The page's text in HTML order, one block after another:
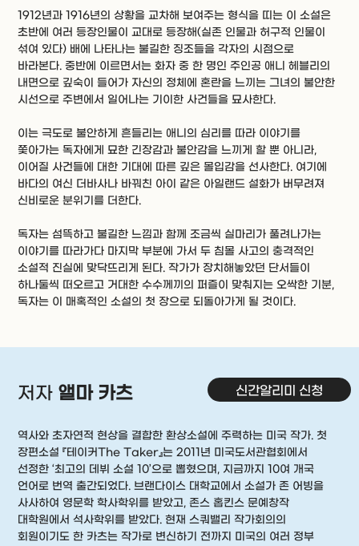
1912년과 1916년의 상황을 교차해 보여주는 형식을 띠는 이 소설은
초반에 여러 등장인물이 교대로 등장해(실존 인물과 허구적 인물이
섞여 있다) 배에 나타나는 불길한 징조들을 각자의 시점으로
바라본다. 중반에 이르면서는 화자 중 한 명인 주인공 애니 헤블리의
내면으로 깊숙이 들어가 자신의 정체에 혼란을 느끼는 그녀의 불안한
시선으로 주변에서 일어나는 기이한 사건들을 묘사한다.
이는 극도로 불안하게 흔들리는 애니의 심리를 따라 이야기를
쫓아가는 독자에게 묘한 긴장감과 불안감을 느끼게 할 뿐 아니라,
이어질 사건들에 대한 기대에 따른 깊은 몰입감을 선사한다. 여기에
바다의 여신 더바사나 바꿔친 아이 같은 아일랜드 설화가 버무려져
신비로운 분위기를 더한다.
독자는 섬뜩하고 불길한 느낌과 함께 조금씩 실마리가 풀려나가는
이야기를 따라가다 마지막 부분에 가서 두 침몰 사고의 충격적인
소설적 진실에 맞닥뜨리게 된다. 작가가 장치해놓았던 단서들이
하나둘씩 떠오르고 거대한 수수께끼의 퍼즐이 맞춰지는 오싹한 기분,
독자는 이 매혹적인 소설의 첫 장으로 되돌아가게 될 것이다.
저자 앨마 카츠 신간알리미 신청
역사와 초자연적 현상을 결합한 환상소설에 주력하는 미국 작가. 첫
장편소설 『테이커The Taker』는 2011년 미국도서관협회에서
선정한 ‘최고의 데뷔 소설 10’으로 뽑혔으며, 지금까지 10여 개국
언어로 번역 출간되었다. 브랜다이스 대학교에서 소설가 존 어빙을
사사하여 영문학 학사학위를 받았고, 존스 홉킨스 문예창작
대학원에서 석사학위를 받았다. 현재 스쿼밸리 작가회의의
회원이기도 한 카츠는 작가로 변신하기 전까지 미국의 여러 정부